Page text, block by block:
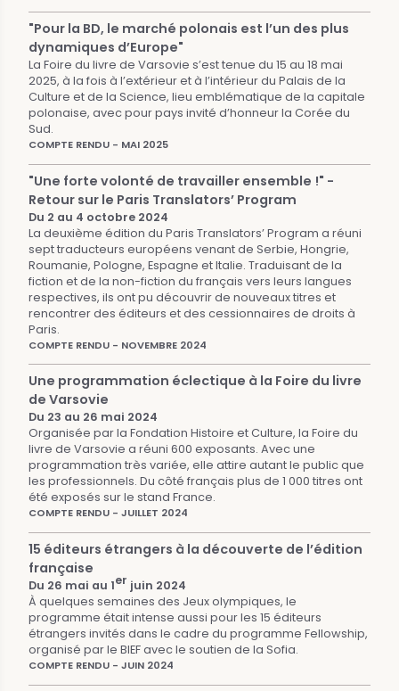
"Pour la BD, le marché polonais est l’un des plus
dynamiques d’Europe"
La Foire du livre de Varsovie s’est tenue du 15 au 18 mai
2025, à la fois à l’extérieur et à l’intérieur du Palais de la
Culture et de la Science, lieu emblématique de la capitale
polonaise, avec pour pays invité d’honneur la Corée du
Sud.
COMPTE RENDU - MAI 2025
"Une forte volonté de travailler ensemble !" -
Retour sur le Paris Translators’ Program
Du 2 au 4 octobre 2024
La deuxième édition du Paris Translators’ Program a réuni
sept traducteurs européens venant de Serbie, Hongrie,
Roumanie, Pologne, Espagne et Italie. Traduisant de la
fiction et de la non-fiction du français vers leurs langues
respectives, ils ont pu découvrir de nouveaux titres et
rencontrer des éditeurs et des cessionnaires de droits à
Paris.
COMPTE RENDU - NOVEMBRE 2024
Une programmation éclectique à la Foire du livre
de Varsovie
Du 23 au 26 mai 2024
Organisée par la Fondation Histoire et Culture, la Foire du
livre de Varsovie a réuni 600 exposants. Avec une
programmation très variée, elle attire autant le public que
les professionnels. Du côté français plus de 1 000 titres ont
été exposés sur le stand France.
COMPTE RENDU - JUILLET 2024
15 éditeurs étrangers à la découverte de l’édition
française
Du 26 mai au 1er juin 2024
À quelques semaines des Jeux olympiques, le
programme était intense aussi pour les 15 éditeurs
étrangers invités dans le cadre du programme Fellowship,
organisé par le BIEF avec le soutien de la Sofia.
COMPTE RENDU - JUIN 2024